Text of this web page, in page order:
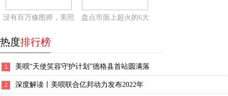
没有百万修图师，美照 盘点市面上超火的6大
热度排行榜
1 美呗“天使笑容守护计划”德格县首站圆满落
2 深度解读丨美呗联合亿邦动力发布2022年